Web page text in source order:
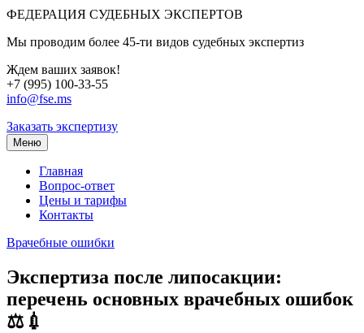
ФЕДЕРАЦИЯ СУДЕБНЫХ ЭКСПЕРТОВ
Мы проводим более 45-ти видов судебных экспертиз
Ждем ваших заявок!
+7 (995) 100-33-55
info@fse.ms
Заказать экспертизу
Меню
Главная
Вопрос-ответ
Цены и тарифы
Контакты
Врачебные ошибки
Экспертиза после липосакции:
перечень основных врачебных ошибок
⚖️💉